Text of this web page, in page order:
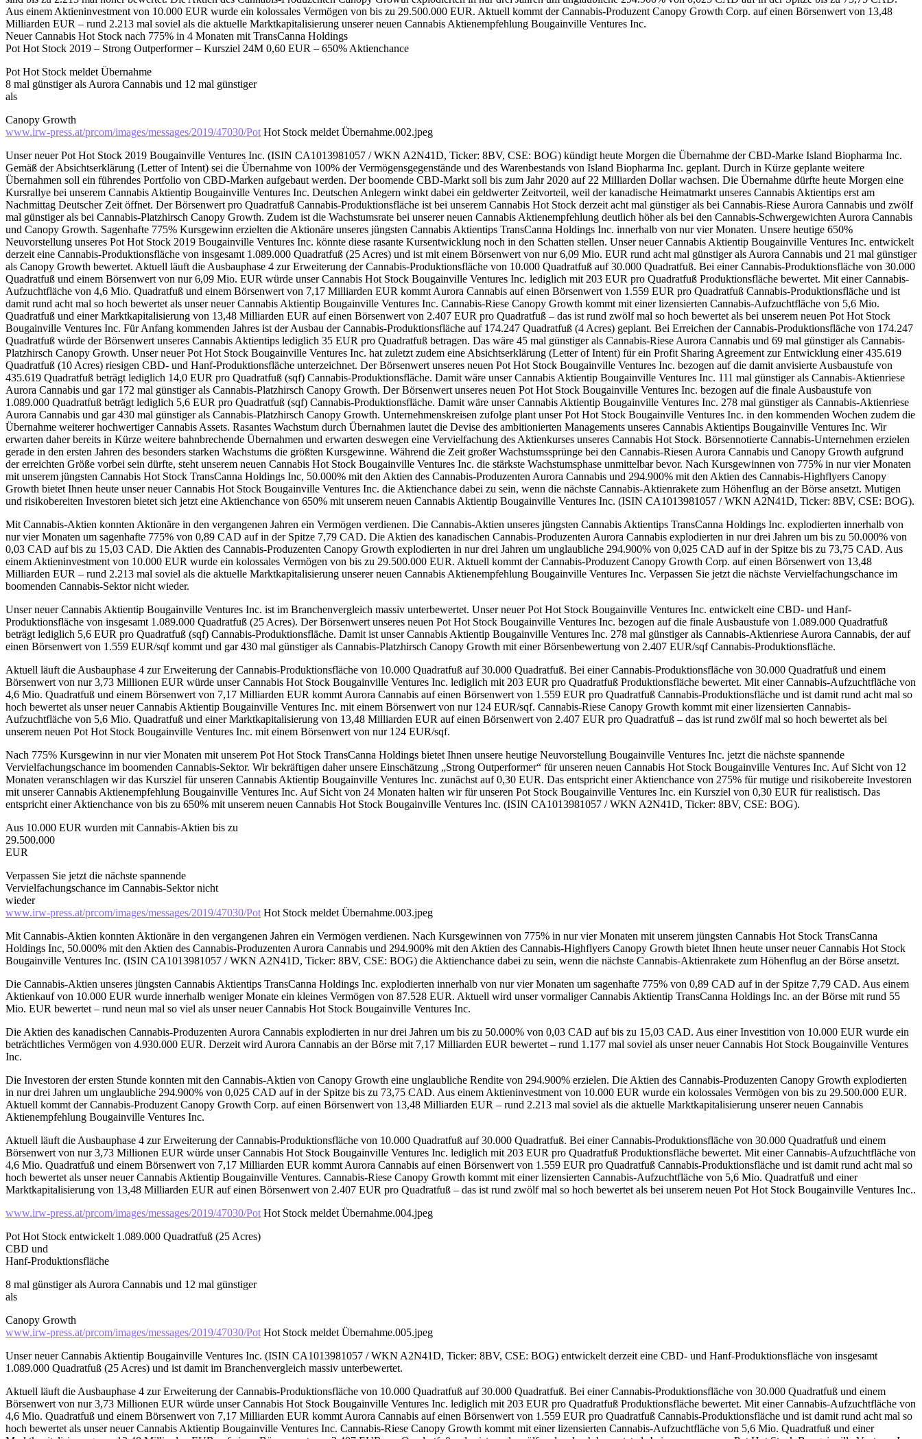
Aus einem Aktieninvestment von 10.000 EUR wurde ein kolossales Vermögen von bis zu 29.500.000 EUR. Aktuell kommt der Cannabis-Produzent Canopy Growth Corp. auf einen Börsenwert von 13,48
Milliarden EUR – rund 2.213 mal soviel als die aktuelle Marktkapitalisierung unserer neuen Cannabis Aktienempfehlung Bougainville Ventures Inc.
Neuer Cannabis Hot Stock nach 775% in 4 Monaten mit TransCanna Holdings
Pot Hot Stock 2019 – Strong Outperformer – Kursziel 24M 0,60 EUR – 650% Aktienchance
Pot Hot Stock meldet Übernahme
8 mal günstiger als Aurora Cannabis und 12 mal günstiger
als
Canopy Growth
www.irw-press.at/prcom/images/messages/2019/47030/Pot Hot Stock meldet Übernahme.002.jpeg
Unser neuer Pot Hot Stock 2019 Bougainville Ventures Inc. (ISIN CA1013981057 / WKN A2N41D, Ticker: 8BV, CSE: BOG) kündigt heute Morgen die Übernahme der CBD-Marke Island Biopharma Inc.
Gemäß der Absichtserklärung (Letter of Intent) sei die Übernahme von 100% der Vermögensgegenstände und des Warenbestands von Island Biopharma Inc. geplant. Durch in Kürze geplante weitere
Übernahmen soll ein führendes Portfolio von CBD-Marken aufgebaut werden. Der boomende CBD-Markt soll bis zum Jahr 2020 auf 22 Milliarden Dollar wachsen. Die Übernahme dürfte heute Morgen eine
Kursrallye bei unserem Cannabis Aktientip Bougainville Ventures Inc. Deutschen Anlegern winkt dabei ein geldwerter Zeitvorteil, weil der kanadische Heimatmarkt unseres Cannabis Aktientips erst am
Nachmittag Deutscher Zeit öffnet. Der Börsenwert pro Quadratfuß Cannabis-Produktionsfläche ist bei unserem Cannabis Hot Stock derzeit acht mal günstiger als bei Cannabis-Riese Aurora Cannabis und zwölf
mal günstiger als bei Cannabis-Platzhirsch Canopy Growth. Zudem ist die Wachstumsrate bei unserer neuen Cannabis Aktienempfehlung deutlich höher als bei den Cannabis-Schwergewichten Aurora Cannabis
und Canopy Growth. Sagenhafte 775% Kursgewinn erzielten die Aktionäre unseres jüngsten Cannabis Aktientips TransCanna Holdings Inc. innerhalb von nur vier Monaten. Unsere heutige 650%
Neuvorstellung unseres Pot Hot Stock 2019 Bougainville Ventures Inc. könnte diese rasante Kursentwicklung noch in den Schatten stellen. Unser neuer Cannabis Aktientip Bougainville Ventures Inc. entwickelt
derzeit eine Cannabis-Produktionsfläche von insgesamt 1.089.000 Quadratfuß (25 Acres) und ist mit einem Börsenwert von nur 6,09 Mio. EUR rund acht mal günstiger als Aurora Cannabis und 21 mal günstiger
als Canopy Growth bewertet. Aktuell läuft die Ausbauphase 4 zur Erweiterung der Cannabis-Produktionsfläche von 10.000 Quadratfuß auf 30.000 Quadratfuß. Bei einer Cannabis-Produktionsfläche von 30.000
Quadratfuß und einem Börsenwert von nur 6,09 Mio. EUR würde unser Cannabis Hot Stock Bougainville Ventures Inc. lediglich mit 203 EUR pro Quadratfuß Produktionsfläche bewertet. Mit einer Cannabis-
Aufzuchtfläche von 4,6 Mio. Quadratfuß und einem Börsenwert von 7,17 Milliarden EUR kommt Aurora Cannabis auf einen Börsenwert von 1.559 EUR pro Quadratfuß Cannabis-Produktionsfläche und ist
damit rund acht mal so hoch bewertet als unser neuer Cannabis Aktientip Bougainville Ventures Inc. Cannabis-Riese Canopy Growth kommt mit einer lizensierten Cannabis-Aufzuchtfläche von 5,6 Mio.
Quadratfuß und einer Marktkapitalisierung von 13,48 Milliarden EUR auf einen Börsenwert von 2.407 EUR pro Quadratfuß – das ist rund zwölf mal so hoch bewertet als bei unserem neuen Pot Hot Stock
Bougainville Ventures Inc. Für Anfang kommenden Jahres ist der Ausbau der Cannabis-Produktionsfläche auf 174.247 Quadratfuß (4 Acres) geplant. Bei Erreichen der Cannabis-Produktionsfläche von 174.247
Quadratfuß würde der Börsenwert unseres Cannabis Aktientips lediglich 35 EUR pro Quadratfuß betragen. Das wäre 45 mal günstiger als Cannabis-Riese Aurora Cannabis und 69 mal günstiger als Cannabis-
Platzhirsch Canopy Growth. Unser neuer Pot Hot Stock Bougainville Ventures Inc. hat zuletzt zudem eine Absichtserklärung (Letter of Intent) für ein Profit Sharing Agreement zur Entwicklung einer 435.619
Quadratfuß (10 Acres) riesigen CBD- und Hanf-Produktionsfläche unterzeichnet. Der Börsenwert unseres neuen Pot Hot Stock Bougainville Ventures Inc. bezogen auf die damit anvisierte Ausbaustufe von
435.619 Quadratfuß beträgt lediglich 14,0 EUR pro Quadratfuß (sqf) Cannabis-Produktionsfläche. Damit wäre unser Cannabis Aktientip Bougainville Ventures Inc. 111 mal günstiger als Cannabis-Aktienriese
Aurora Cannabis und gar 172 mal günstiger als Cannabis-Platzhirsch Canopy Growth. Der Börsenwert unseres neuen Pot Hot Stock Bougainville Ventures Inc. bezogen auf die finale Ausbaustufe von
1.089.000 Quadratfuß beträgt lediglich 5,6 EUR pro Quadratfuß (sqf) Cannabis-Produktionsfläche. Damit wäre unser Cannabis Aktientip Bougainville Ventures Inc. 278 mal günstiger als Cannabis-Aktienriese
Aurora Cannabis und gar 430 mal günstiger als Cannabis-Platzhirsch Canopy Growth. Unternehmenskreisen zufolge plant unser Pot Hot Stock Bougainville Ventures Inc. in den kommenden Wochen zudem die
Übernahme weiterer hochwertiger Cannabis Assets. Rasantes Wachstum durch Übernahmen lautet die Devise des ambitionierten Managements unseres Cannabis Aktientips Bougainville Ventures Inc. Wir
erwarten daher bereits in Kürze weitere bahnbrechende Übernahmen und erwarten deswegen eine Vervielfachung des Aktienkurses unseres Cannabis Hot Stock. Börsennotierte Cannabis-Unternehmen erzielen
gerade in den ersten Jahren des besonders starken Wachstums die größten Kursgewinne. Während die Zeit großer Wachstumssprünge bei den Cannabis-Riesen Aurora Cannabis und Canopy Growth aufgrund
der erreichten Größe vorbei sein dürfte, steht unserem neuen Cannabis Hot Stock Bougainville Ventures Inc. die stärkste Wachstumsphase unmittelbar bevor. Nach Kursgewinnen von 775% in nur vier Monaten
mit unserem jüngsten Cannabis Hot Stock TransCanna Holdings Inc, 50.000% mit den Aktien des Cannabis-Produzenten Aurora Cannabis und 294.900% mit den Aktien des Cannabis-Highflyers Canopy
Growth bietet Ihnen heute unser neuer Cannabis Hot Stock Bougainville Ventures Inc. die Aktienchance dabei zu sein, wenn die nächste Cannabis-Aktienrakete zum Höhenflug an der Börse ansetzt. Mutigen
und risikobereiten Investoren bietet sich jetzt eine Aktienchance von 650% mit unserem neuen Cannabis Aktientip Bougainville Ventures Inc. (ISIN CA1013981057 / WKN A2N41D, Ticker: 8BV, CSE: BOG).
Mit Cannabis-Aktien konnten Aktionäre in den vergangenen Jahren ein Vermögen verdienen. Die Cannabis-Aktien unseres jüngsten Cannabis Aktientips TransCanna Holdings Inc. explodierten innerhalb von
nur vier Monaten um sagenhafte 775% von 0,89 CAD auf in der Spitze 7,79 CAD. Die Aktien des kanadischen Cannabis-Produzenten Aurora Cannabis explodierten in nur drei Jahren um bis zu 50.000% von
0,03 CAD auf bis zu 15,03 CAD. Die Aktien des Cannabis-Produzenten Canopy Growth explodierten in nur drei Jahren um unglaubliche 294.900% von 0,025 CAD auf in der Spitze bis zu 73,75 CAD. Aus
einem Aktieninvestment von 10.000 EUR wurde ein kolossales Vermögen von bis zu 29.500.000 EUR. Aktuell kommt der Cannabis-Produzent Canopy Growth Corp. auf einen Börsenwert von 13,48
Milliarden EUR – rund 2.213 mal soviel als die aktuelle Marktkapitalisierung unserer neuen Cannabis Aktienempfehlung Bougainville Ventures Inc. Verpassen Sie jetzt die nächste Vervielfachungschance im
boomenden Cannabis-Sektor nicht wieder.
Unser neuer Cannabis Aktientip Bougainville Ventures Inc. ist im Branchenvergleich massiv unterbewertet. Unser neuer Pot Hot Stock Bougainville Ventures Inc. entwickelt eine CBD- und Hanf-
Produktionsfläche von insgesamt 1.089.000 Quadratfuß (25 Acres). Der Börsenwert unseres neuen Pot Hot Stock Bougainville Ventures Inc. bezogen auf die finale Ausbaustufe von 1.089.000 Quadratfuß
beträgt lediglich 5,6 EUR pro Quadratfuß (sqf) Cannabis-Produktionsfläche. Damit ist unser Cannabis Aktientip Bougainville Ventures Inc. 278 mal günstiger als Cannabis-Aktienriese Aurora Cannabis, der auf
einen Börsenwert von 1.559 EUR/sqf kommt und gar 430 mal günstiger als Cannabis-Platzhirsch Canopy Growth mit einer Börsenbewertung von 2.407 EUR/sqf Cannabis-Produktionsfläche.
Aktuell läuft die Ausbauphase 4 zur Erweiterung der Cannabis-Produktionsfläche von 10.000 Quadratfuß auf 30.000 Quadratfuß. Bei einer Cannabis-Produktionsfläche von 30.000 Quadratfuß und einem
Börsenwert von nur 3,73 Millionen EUR würde unser Cannabis Hot Stock Bougainville Ventures Inc. lediglich mit 203 EUR pro Quadratfuß Produktionsfläche bewertet. Mit einer Cannabis-Aufzuchtfläche von
4,6 Mio. Quadratfuß und einem Börsenwert von 7,17 Milliarden EUR kommt Aurora Cannabis auf einen Börsenwert von 1.559 EUR pro Quadratfuß Cannabis-Produktionsfläche und ist damit rund acht mal so
hoch bewertet als unser neuer Cannabis Aktientip Bougainville Ventures Inc. mit einem Börsenwert von nur 124 EUR/sqf. Cannabis-Riese Canopy Growth kommt mit einer lizensierten Cannabis-
Aufzuchtfläche von 5,6 Mio. Quadratfuß und einer Marktkapitalisierung von 13,48 Milliarden EUR auf einen Börsenwert von 2.407 EUR pro Quadratfuß – das ist rund zwölf mal so hoch bewertet als bei
unserem neuen Pot Hot Stock Bougainville Ventures Inc. mit einem Börsenwert von nur 124 EUR/sqf.
Nach 775% Kursgewinn in nur vier Monaten mit unserem Pot Hot Stock TransCanna Holdings bietet Ihnen unsere heutige Neuvorstellung Bougainville Ventures Inc. jetzt die nächste spannende
Vervielfachungschance im boomenden Cannabis-Sektor. Wir bekräftigen daher unsere Einschätzung „Strong Outperformer“ für unseren neuen Cannabis Hot Stock Bougainville Ventures Inc. Auf Sicht von 12
Monaten veranschlagen wir das Kursziel für unseren Cannabis Aktientip Bougainville Ventures Inc. zunächst auf 0,30 EUR. Das entspricht einer Aktienchance von 275% für mutige und risikobereite Investoren
mit unserer Cannabis Aktienempfehlung Bougainville Ventures Inc. Auf Sicht von 24 Monaten halten wir für unseren Pot Stock Bougainville Ventures Inc. ein Kursziel von 0,30 EUR für realistisch. Das
entspricht einer Aktienchance von bis zu 650% mit unserem neuen Cannabis Hot Stock Bougainville Ventures Inc. (ISIN CA1013981057 / WKN A2N41D, Ticker: 8BV, CSE: BOG).
Aus 10.000 EUR wurden mit Cannabis-Aktien bis zu
29.500.000
EUR
Verpassen Sie jetzt die nächste spannende
Vervielfachungschance im Cannabis-Sektor nicht
wieder
www.irw-press.at/prcom/images/messages/2019/47030/Pot Hot Stock meldet Übernahme.003.jpeg
Mit Cannabis-Aktien konnten Aktionäre in den vergangenen Jahren ein Vermögen verdienen. Nach Kursgewinnen von 775% in nur vier Monaten mit unserem jüngsten Cannabis Hot Stock TransCanna
Holdings Inc, 50.000% mit den Aktien des Cannabis-Produzenten Aurora Cannabis und 294.900% mit den Aktien des Cannabis-Highflyers Canopy Growth bietet Ihnen heute unser neuer Cannabis Hot Stock
Bougainville Ventures Inc. (ISIN CA1013981057 / WKN A2N41D, Ticker: 8BV, CSE: BOG) die Aktienchance dabei zu sein, wenn die nächste Cannabis-Aktienrakete zum Höhenflug an der Börse ansetzt.
Die Cannabis-Aktien unseres jüngsten Cannabis Aktientips TransCanna Holdings Inc. explodierten innerhalb von nur vier Monaten um sagenhafte 775% von 0,89 CAD auf in der Spitze 7,79 CAD. Aus einem
Aktienkauf von 10.000 EUR wurde innerhalb weniger Monate ein kleines Vermögen von 87.528 EUR. Aktuell wird unser vormaliger Cannabis Aktientip TransCanna Holdings Inc. an der Börse mit rund 55
Mio. EUR bewertet – rund neun mal so viel als unser neuer Cannabis Hot Stock Bougainville Ventures Inc.
Die Aktien des kanadischen Cannabis-Produzenten Aurora Cannabis explodierten in nur drei Jahren um bis zu 50.000% von 0,03 CAD auf bis zu 15,03 CAD. Aus einer Investition von 10.000 EUR wurde ein
beträchtliches Vermögen von 4.930.000 EUR. Derzeit wird Aurora Cannabis an der Börse mit 7,17 Milliarden EUR bewertet – rund 1.177 mal soviel als unser neuer Cannabis Hot Stock Bougainville Ventures
Inc.
Die Investoren der ersten Stunde konnten mit den Cannabis-Aktien von Canopy Growth eine unglaubliche Rendite von 294.900% erzielen. Die Aktien des Cannabis-Produzenten Canopy Growth explodierten
in nur drei Jahren um unglaubliche 294.900% von 0,025 CAD auf in der Spitze bis zu 73,75 CAD. Aus einem Aktieninvestment von 10.000 EUR wurde ein kolossales Vermögen von bis zu 29.500.000 EUR.
Aktuell kommt der Cannabis-Produzent Canopy Growth Corp. auf einen Börsenwert von 13,48 Milliarden EUR – rund 2.213 mal soviel als die aktuelle Marktkapitalisierung unserer neuen Cannabis
Aktienempfehlung Bougainville Ventures Inc.
Aktuell läuft die Ausbauphase 4 zur Erweiterung der Cannabis-Produktionsfläche von 10.000 Quadratfuß auf 30.000 Quadratfuß. Bei einer Cannabis-Produktionsfläche von 30.000 Quadratfuß und einem
Börsenwert von nur 3,73 Millionen EUR würde unser Cannabis Hot Stock Bougainville Ventures Inc. lediglich mit 203 EUR pro Quadratfuß Produktionsfläche bewertet. Mit einer Cannabis-Aufzuchtfläche von
4,6 Mio. Quadratfuß und einem Börsenwert von 7,17 Milliarden EUR kommt Aurora Cannabis auf einen Börsenwert von 1.559 EUR pro Quadratfuß Cannabis-Produktionsfläche und ist damit rund acht mal so
hoch bewertet als unser neuer Cannabis Aktientip Bougainville Ventures. Cannabis-Riese Canopy Growth kommt mit einer lizensierten Cannabis-Aufzuchtfläche von 5,6 Mio. Quadratfuß und einer
Marktkapitalisierung von 13,48 Milliarden EUR auf einen Börsenwert von 2.407 EUR pro Quadratfuß – das ist rund zwölf mal so hoch bewertet als bei unserem neuen Pot Hot Stock Bougainville Ventures Inc..
www.irw-press.at/prcom/images/messages/2019/47030/Pot Hot Stock meldet Übernahme.004.jpeg
Pot Hot Stock entwickelt 1.089.000 Quadratfuß (25 Acres)
CBD und
Hanf-Produktionsfläche
8 mal günstiger als Aurora Cannabis und 12 mal günstiger
als
Canopy Growth
www.irw-press.at/prcom/images/messages/2019/47030/Pot Hot Stock meldet Übernahme.005.jpeg
Unser neuer Cannabis Aktientip Bougainville Ventures Inc. (ISIN CA1013981057 / WKN A2N41D, Ticker: 8BV, CSE: BOG) entwickelt derzeit eine CBD- und Hanf-Produktionsfläche von insgesamt
1.089.000 Quadratfuß (25 Acres) und ist damit im Branchenvergleich massiv unterbewertet.
Aktuell läuft die Ausbauphase 4 zur Erweiterung der Cannabis-Produktionsfläche von 10.000 Quadratfuß auf 30.000 Quadratfuß. Bei einer Cannabis-Produktionsfläche von 30.000 Quadratfuß und einem
Börsenwert von nur 3,73 Millionen EUR würde unser Cannabis Hot Stock Bougainville Ventures Inc. lediglich mit 203 EUR pro Quadratfuß Produktionsfläche bewertet. Mit einer Cannabis-Aufzuchtfläche von
4,6 Mio. Quadratfuß und einem Börsenwert von 7,17 Milliarden EUR kommt Aurora Cannabis auf einen Börsenwert von 1.559 EUR pro Quadratfuß Cannabis-Produktionsfläche und ist damit rund acht mal so
hoch bewertet als unser neuer Cannabis Aktientip Bougainville Ventures Inc. Cannabis-Riese Canopy Growth kommt mit einer lizensierten Cannabis-Aufzuchtfläche von 5,6 Mio. Quadratfuß und einer